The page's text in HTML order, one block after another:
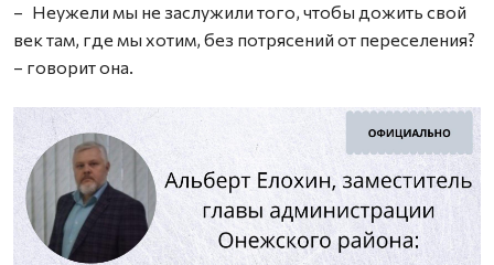
– Неужели мы не заслужили того, чтобы дожить свой
век там, где мы хотим, без потрясений от переселения?
– говорит она.